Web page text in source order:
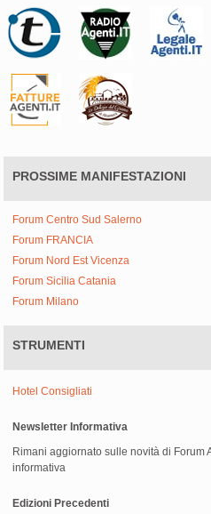
PROSSIME MANIFESTAZIONI
Forum Centro Sud Salerno
Forum FRANCIA
Forum Nord Est Vicenza
Forum Sicilia Catania
Forum Milano
STRUMENTI
Hotel Consigliati
Newsletter Informativa
Rimani aggiornato sulle novità di Forum
informativa
Edizioni Precedenti